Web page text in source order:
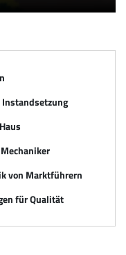
Instandsetzung
von Marktführern
für Qualität